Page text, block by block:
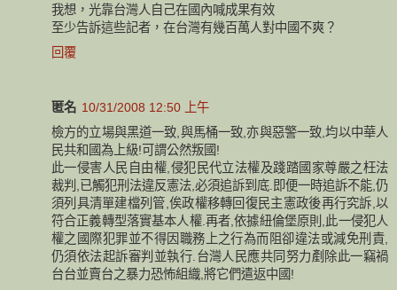
我想，光靠台灣人自己在國內喊成果有效
至少告訴這些記者，在台灣有幾百萬人對中國不爽？
回覆
匿名 10/31/2008 12:50 上午
檢方的立場與黑道一致,與馬桶一致,亦與惡警一致,均以中華人
民共和國為上級!可謂公然叛國!
此一侵害人民自由權,侵犯民代立法權及踐踏國家尊嚴之枉法
裁判,已觸犯刑法違反憲法,必須追訴到底.即便一時追訴不能,仍
須列具清單建檔列管,俟政權移轉回復民主憲政後再行究訴,以
符合正義轉型落實基本人權.再者,依據紐倫堡原則,此一侵犯人
權之國際犯罪並不得因職務上之行為而阻卻違法或減免刑責,
仍須依法起訴審判並執行.台灣人民應共同努力剷除此一竊禍
台台並賣台之暴力恐怖組織,將它們遣返中國!